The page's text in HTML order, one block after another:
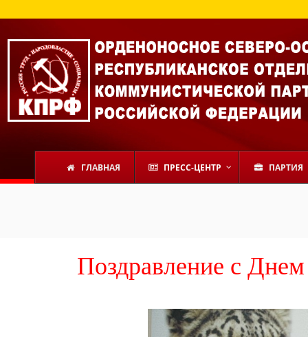
ГЛАВНАЯ ПРЕСС-ЦЕНТР ПАРТИЯ
Поздравление с